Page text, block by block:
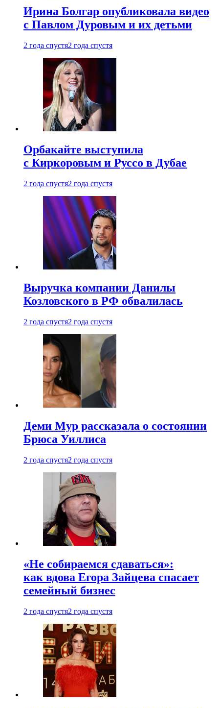
Ирина Болгар опубликовала видео
с Павлом Дуровым и их детьми
2 года спустя2 года спустя
Орбакайте выступила
с Киркоровым и Руссо в Дубае
2 года спустя2 года спустя
Выручка компании Данилы
Козловского в РФ обвалилась
2 года спустя2 года спустя
Деми Мур рассказала о состоянии
Брюса Уиллиса
2 года спустя2 года спустя
«Не собираемся сдаваться»:
как вдова Егора Зайцева спасает
семейный бизнес
2 года спустя2 года спустя